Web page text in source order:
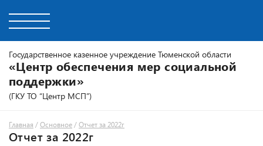
Государственное казенное учреждение Тюменской области
«Центр обеспечения мер социальной
поддержки»
(ГКУ ТО “Центр МСП”)
Главная /Основное /Отчет за 2022г
Отчет за 2022г